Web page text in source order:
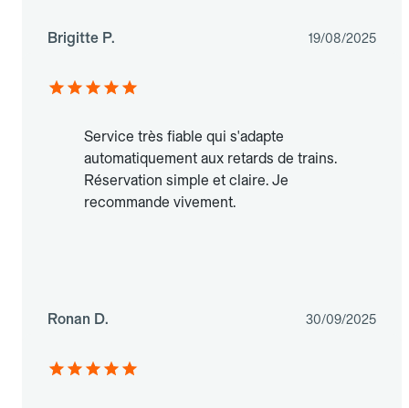
Brigitte P. 19/08/2025
Service très fiable qui s'adapte
automatiquement aux retards de trains.
Réservation simple et claire. Je
recommande vivement.
Ronan D. 30/09/2025